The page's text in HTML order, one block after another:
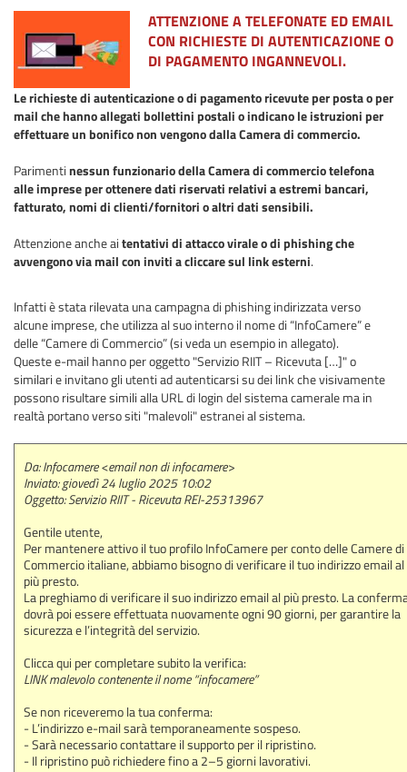
ATTENZIONE A TELEFONATE ED EMAIL
CON RICHIESTE DI AUTENTICAZIONE O
DI PAGAMENTO INGANNEVOLI.
Le richieste di autenticazione o di pagamento ricevute per posta o per
mail che hanno allegati bollettini postali o indicano le istruzioni per
effettuare un bonifico non vengono dalla Camera di commercio.
Parimentinessun funzionario della Camera di commercio telefona
alle imprese per ottenere dati riservati relativi a estremi bancari,
fatturato, nomi di clienti/fornitori o altri dati sensibili.
Attenzione anche aitentativi di attacco virale o di phishing che
avvengono via mail con inviti a cliccare sul link esterni.
Infatti è stata rilevata una campagna di phishing indirizzata verso
alcune imprese, che utilizza al suo interno il nome di “InfoCamere” e
delle “Camere di Commercio” (si veda un esempio in allegato).
Queste e-mail hanno per oggetto "Servizio RIIT – Ricevuta […]" o
similari e invitano gli utenti ad autenticarsi su dei link che visivamente
possono risultare simili alla URL di login del sistema camerale ma in
realtà portano verso siti "malevoli" estranei al sistema.
Da: Infocamere <email non di infocamere>
Inviato: giovedì 24 luglio 2025 10:02
Oggetto: Servizio RIIT - Ricevuta REI-25313967
Gentile utente,
Per mantenere attivo il tuo profilo InfoCamere per conto delle Camere di
Commercio italiane, abbiamo bisogno di verificare il tuo indirizzo email al
più presto.
La preghiamo di verificare il suo indirizzo email al più presto. La
dovrà poi essere effettuata nuovamente ogni 90 giorni, per garantire la
sicurezza e l’integrità del servizio.
Clicca qui per completare subito la verifica:
LINK malevolo contenente il nome “infocamere”
Se non riceveremo la tua conferma:
- L’indirizzo e-mail sarà temporaneamente sospeso.
- Sarà necessario contattare il supporto per il ripristino.
- Il ripristino può richiedere fino a 2–5 giorni lavorativi.